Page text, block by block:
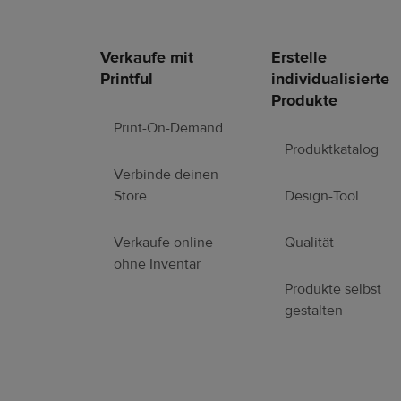
Fußzeilen-
Links
Verkaufe mit
Printful
Print-On-Demand
Verbinde deinen
Store
Verkaufe online
ohne Inventar
Erstelle
individualisierte
Produkte
Produktkatalog
Design-Tool
Qualität
Produkte selbst
gestalten